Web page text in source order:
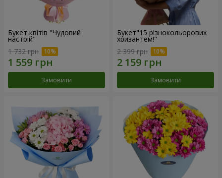
Букет квітів "Чудовий
настрій"
1 732 грн
Замовити
Букет"15 різнокольорових
хризантем!"
2 399 грн
Замовити